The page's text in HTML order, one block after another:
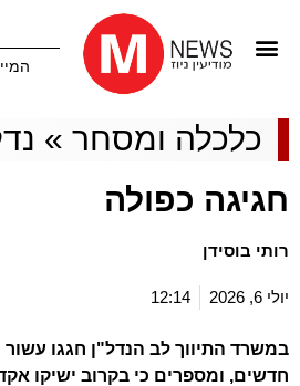
כלכלה ומסחר»
חגיגה כפולה
רותי בוסידן
יולי 6, 2026 12:14
במשרד התיווך לב הנדל"ן חגגו
חדשים, ומספרים כי בקרוב ישיקו